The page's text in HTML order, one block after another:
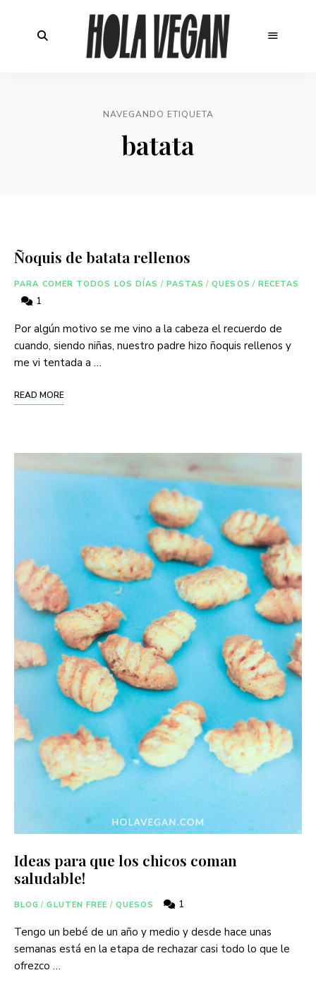
NAVEGANDO ETIQUETA
batata
Ñoquis de batata rellenos
PARA COMER TODOS LOS DÍAS / PASTAS / QUESOS / RECETAS
1
Por algún motivo se me vino a la cabeza el recuerdo de
cuando, siendo niñas, nuestro padre hizo ñoquis rellenos y
me vi tentada a …
READ MORE
Ideas para que los chicos coman
saludable!
BLOG / GLUTEN FREE / QUESOS 1
Tengo un bebé de un año y medio y desde hace unas
semanas está en la etapa de rechazar casi todo lo que le
ofrezco …